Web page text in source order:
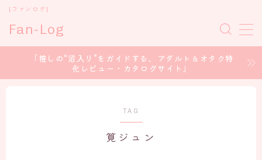
Fan-Log
[ファンログ]
ホーム
「推しの“沼入り”をガイドする、アダルト＆オタク特
化レビュー・カタログサイト」
TAG
筧ジュン